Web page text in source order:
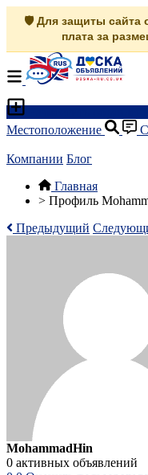
🛡️ Для защиты сайта
плата за
Местоположение
Компании Блог
Главная
> Профиль
Предыдущий
MohammadHin
0 активных объявлений